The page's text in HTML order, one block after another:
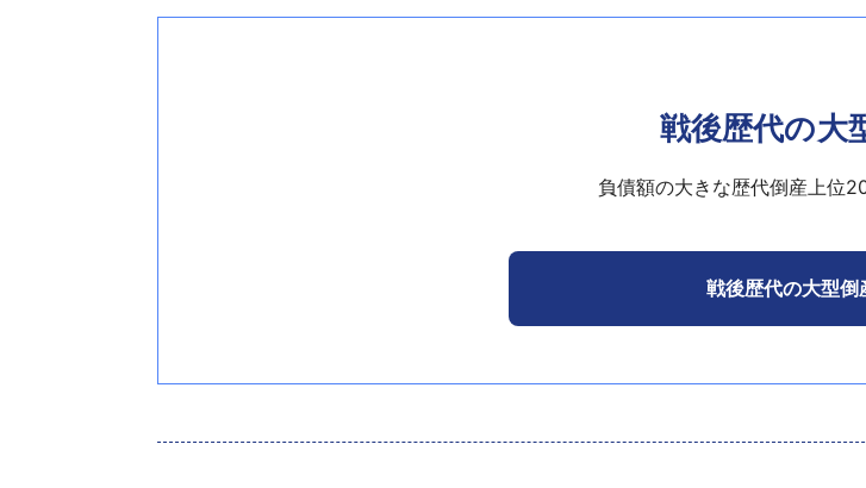
その後は、マンション物件を手掛けるなどして19年5月期には63億654万円
戦後歴代の大
負債額の大きな歴代倒産上位
戦後歴代の大型倒